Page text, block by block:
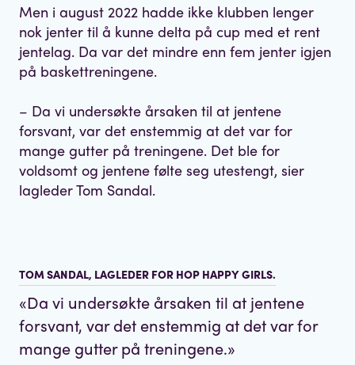
Men i august 2022 hadde ikke klubben lenger
nok jenter til å kunne delta på cup med et rent
jentelag. Da var det mindre enn fem jenter igjen
på baskettreningene.
– Da vi undersøkte årsaken til at jentene
forsvant, var det enstemmig at det var for
mange gutter på treningene. Det ble for
voldsomt og jentene følte seg utestengt, sier
lagleder Tom Sandal.
TOM SANDAL, LAGLEDER FOR HOP HAPPY GIRLS.
«Da vi undersøkte årsaken til at jentene
forsvant, var det enstemmig at det var for
mange gutter på treningene.»